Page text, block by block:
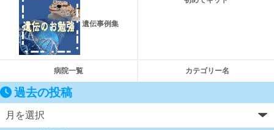
遺伝事例集
病院一覧 カテゴリー名
過去の投稿